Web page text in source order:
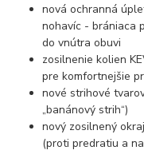
nová ochranná
nohavíc - brániaca
do vnútra obuvi
zosilnenie kolien
pre komfortnejšie
nové strihové
„banánový strih“)
nový zosilnený
(proti predratiu a